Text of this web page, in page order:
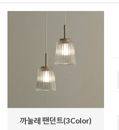
까눌레 팬던트(3Color)